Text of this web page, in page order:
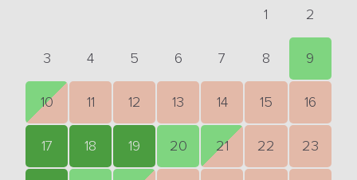
1 2
3 4 5 6 7 8 9
10 11 12 13 14 15 16
17 18 19 20 21 22 23